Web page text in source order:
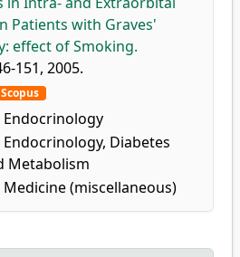
Patients with Graves'
effect of Smoking.
151, 2005.
Scopus
Endocrinology
Endocrinology, Diabetes
Metabolism
Medicine (miscellaneous)